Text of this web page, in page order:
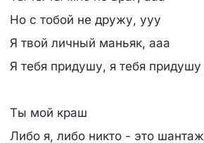
Но с тобой не дружу, ууу
Я твой личный маньяк, ааа
Я тебя придушу, я тебя придушу
Ты мой краш
Либо я, либо никто - это шантаж